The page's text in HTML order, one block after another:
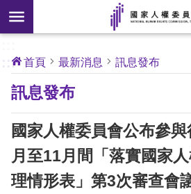
前往主要內容區塊
搜
尋
開
新
]
核
心
人
權
公
約
關
於
:::
首頁 最新消息 訊息發布
訊息發布
國家人權委員會公布參
月至11月間「落實國家
理情形表」第3次審查會